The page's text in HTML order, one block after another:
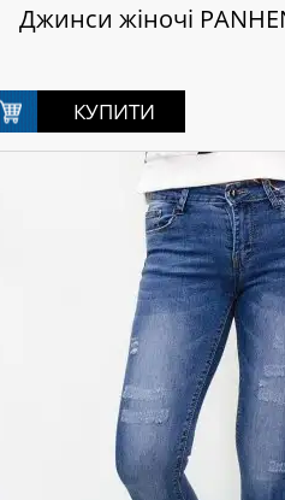
Джинси жіночі